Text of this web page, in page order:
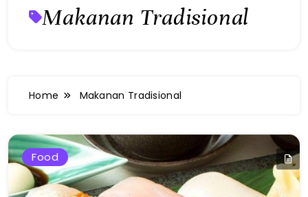
Makanan Tradisional
Home Makanan Tradisional
Food